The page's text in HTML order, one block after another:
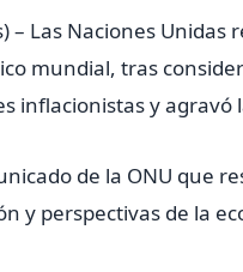
– Las Naciones
mundial, tras
inflacionistas y
de ‌la ONU que
y perspectivas de la